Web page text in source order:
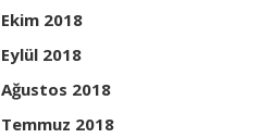
Ekim 2018
Eylül 2018
Ağustos 2018
Temmuz 2018